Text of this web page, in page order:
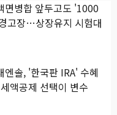
면병합 앞두고도 '1000
고장…상장유지 시험대
엔솔, '한국판 IRA' 수혜
액공제 선택이 변수